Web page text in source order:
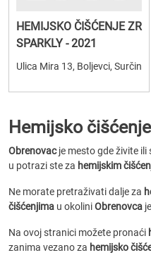
HEMIJSKO ČIŠĆENJE ZR
SPARKLY - 2021
Ulica Mira 13, Boljevci, Surčin
Hemijsko
Obrenovacje mesto gde živite ili
u potrazi ste za hemijskim
Ne morate pretraživati dalje za
čišćenjima u okoliniObrenovca
Na ovoj stranici možete pronaći
zanima vezano za hemijsko